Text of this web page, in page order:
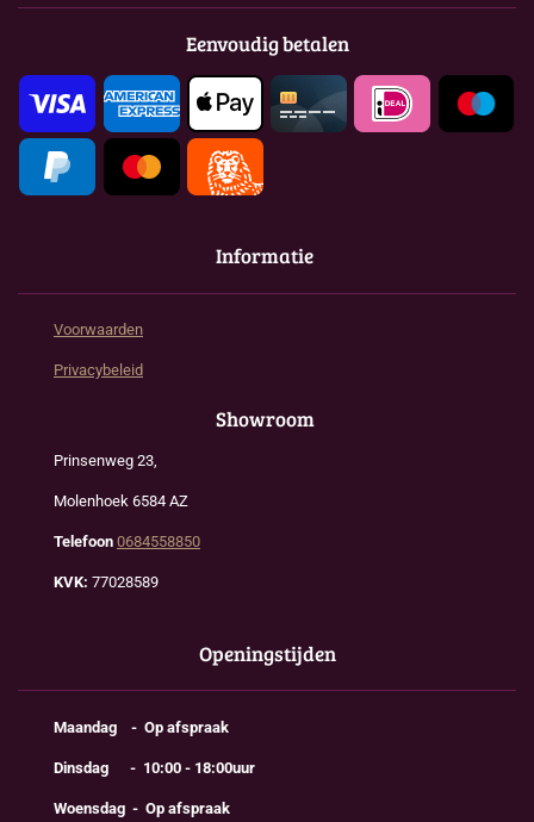
b
o
k
a
g
r
a
m
s
A
p
p
Eenvoudig betalen
Informatie
Voorwaarden
Privacybeleid
Showroom
Prinsenweg 23,
Molenhoek 6584 AZ
Telefoon 0684558850
KVK: 77028589
Openingstijden
Maandag - Op afspraak
Dinsdag - 10:00 - 18:00uur
Woensdag - Op afspraak